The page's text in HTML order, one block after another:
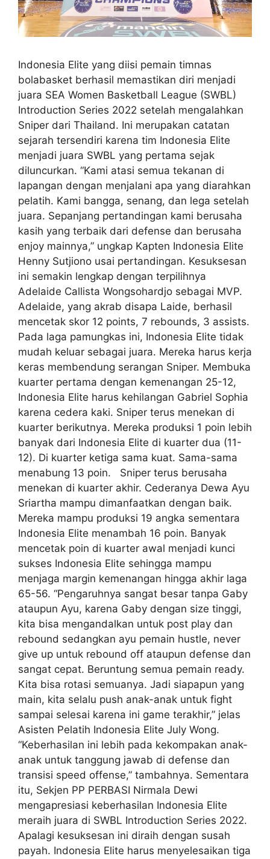
Indonesia Elite yang diisi pemain timnas
bolabasket berhasil memastikan diri menjadi
juara SEA Women Basketball League (SWBL)
Introduction Series 2022 setelah mengalahkan
Sniper dari Thailand. Ini merupakan catatan
sejarah tersendiri karena tim Indonesia Elite
menjadi juara SWBL yang pertama sejak
diluncurkan. “Kami atasi semua tekanan di
lapangan dengan menjalani apa yang diarahkan
pelatih. Kami bangga, senang, dan lega setelah
juara. Sepanjang pertandingan kami berusaha
kasih yang terbaik dari defense dan berusaha
enjoy mainnya,” ungkap Kapten Indonesia Elite
Henny Sutjiono usai pertandingan. Kesuksesan
ini semakin lengkap dengan terpilihnya
Adelaide Callista Wongsohardjo sebagai MVP.
Adelaide, yang akrab disapa Laide, berhasil
mencetak skor 12 points, 7 rebounds, 3 assists.
Pada laga pamungkas ini, Indonesia Elite tidak
mudah keluar sebagai juara. Mereka harus kerja
keras membendung serangan Sniper. Membuka
kuarter pertama dengan kemenangan 25-12,
Indonesia Elite harus kehilangan Gabriel Sophia
karena cedera kaki. Sniper terus menekan di
kuarter berikutnya. Mereka produksi 1 poin lebih
banyak dari Indonesia Elite di kuarter dua (11-
12). Di kuarter ketiga sama kuat. Sama-sama
menabung 13 poin. Sniper terus berusaha
menekan di kuarter akhir. Cederanya Dewa Ayu
Sriartha mampu dimanfaatkan dengan baik.
Mereka mampu produksi 19 angka sementara
Indonesia Elite menambah 16 poin. Banyak
mencetak poin di kuarter awal menjadi kunci
sukses Indonesia Elite sehingga mampu
menjaga margin kemenangan hingga akhir laga
65-56. “Pengaruhnya sangat besar tanpa Gaby
ataupun Ayu, karena Gaby dengan size tinggi,
kita bisa mengandalkan untuk post play dan
rebound sedangkan ayu pemain hustle, never
give up untuk rebound off ataupun defense dan
sangat cepat. Beruntung semua pemain ready.
Kita bisa rotasi semuanya. Jadi siapapun yang
main, kita selalu push anak-anak untuk fight
sampai selesai karena ini game terakhir,” jelas
Asisten Pelatih Indonesia Elite July Wong.
“Keberhasilan ini lebih pada kekompakan anak-
anak untuk tanggung jawab di defense dan
transisi speed offense,” tambahnya. Sementara
itu, Sekjen PP PERBASI Nirmala Dewi
mengapresiasi keberhasilan Indonesia Elite
meraih juara di SWBL Introduction Series 2022.
Apalagi kesuksesan ini diraih dengan susah
payah. Indonesia Elite harus menyelesaikan tiga